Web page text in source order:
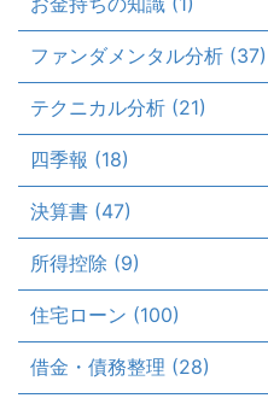
ファンダメンタル分析 (37)
テクニカル分析 (21)
四季報 (18)
決算書 (47)
所得控除 (9)
住宅ローン (100)
借金・債務整理 (28)